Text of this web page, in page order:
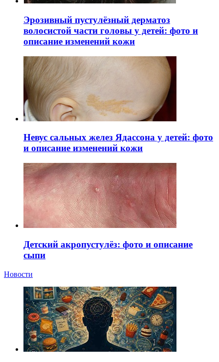
Эрозивный пустулёзный дерматоз
волосистой части головы у детей: фото и
описание изменений кожи
Невус сальных желез Ядассона у детей: фото
и описание изменений кожи
Детский акропустулёз: фото и описание
сыпи
Новости